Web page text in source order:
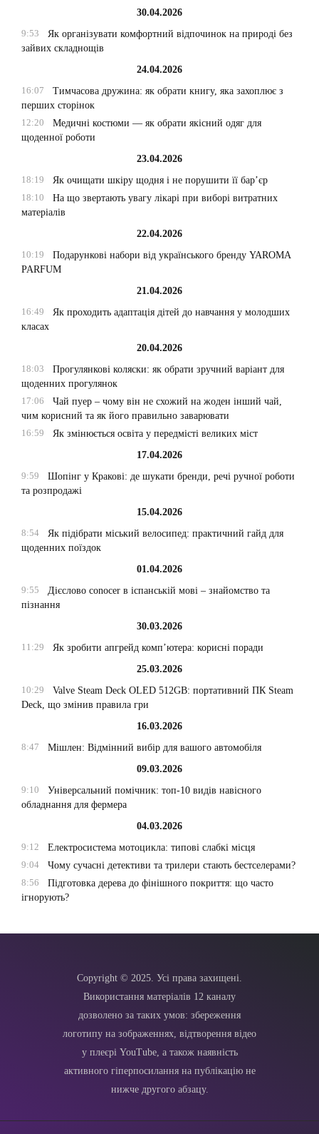
30.04.2026
9:53
Як організувати комфортний відпочинок на природі без
зайвих складнощів
24.04.2026
16:07
Тимчасова дружина: як обрати книгу, яка захоплює з
перших сторінок
12:20
Медичні костюми — як обрати якісний одяг для
щоденної роботи
23.04.2026
18:19
Як очищати шкіру щодня і не порушити її бар’єр
18:10
На що звертають увагу лікарі при виборі витратних
матеріалів
22.04.2026
10:19
Подарункові набори від українського бренду YAROMA
PARFUM
21.04.2026
16:49
Як проходить адаптація дітей до навчання у молодших
класах
20.04.2026
18:03
Прогулянкові коляски: як обрати зручний варіант для
щоденних прогулянок
17:06
Чай пуер – чому він не схожий на жоден інший чай,
чим корисний та як його правильно заварювати
16:59
Як змінюється освіта у передмісті великих міст
17.04.2026
9:59
Шопінг у Кракові: де шукати бренди, речі ручної роботи
та розпродажі
15.04.2026
8:54
Як підібрати міський велосипед: практичний гайд для
щоденних поїздок
01.04.2026
9:55
Дієслово conocer в іспанській мові – знайомство та
пізнання
30.03.2026
11:29
Як зробити апгрейд комп’ютера: корисні поради
25.03.2026
10:29
Valve Steam Deck OLED 512GB: портативний ПК Steam
Deck, що змінив правила гри
16.03.2026
8:47
Мішлен: Відмінний вибір для вашого автомобіля
09.03.2026
9:10
Універсальний помічник: топ-10 видів навісного
обладнання для фермера
04.03.2026
9:12
Електросистема мотоцикла: типові слабкі місця
9:04
Чому сучасні детективи та трилери стають бестселерами?
8:56
Підготовка дерева до фінішного покриття: що часто
ігнорують?
Copyright © 2025. Усі права захищені.
Використання матеріалів 12 каналу
дозволено за таких умов: збереження
логотипу на зображеннях, відтворення відео
у плеєрі YouTube, а також наявність
активного гіперпосилання на публікацію не
нижче другого абзацу.